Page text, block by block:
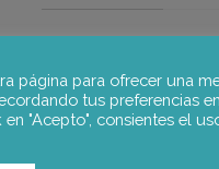
Anar a la publicació
página para ofrecer una
tus preferencias en
"Acepto", consientes el